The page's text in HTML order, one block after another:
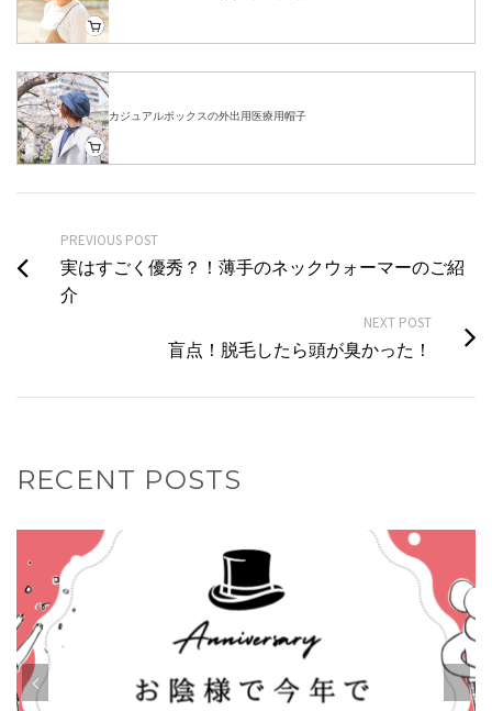
カジュアルボックスの外出用医療用帽子
PREVIOUS POST
実はすごく優秀？！薄手のネックウォーマーのご紹
介
NEXT POST
盲点！脱毛したら頭が臭かった！
RECENT POSTS